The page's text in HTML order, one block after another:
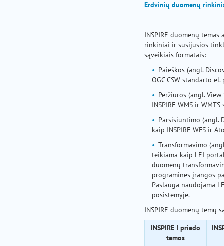
Erdvinių duomenų
INSPIRE duomenų
rinkiniai ir susijusios
sąveikiais formatais:
Paieškos (angl.
OGC CSW standarto el.
Peržiūros (angl.
INSPIRE WMS ir
Parsisiuntimo (angl.
kaip INSPIRE WFS ir
Transformavimo
teikiama kaip LEI
duomenų
programinės įrangos
Paslauga naudojama
posistemyje.
INSPIRE duomenų temų
INSPIRE I priedo
temos